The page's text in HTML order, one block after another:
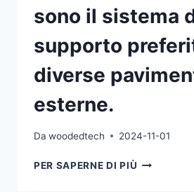
sono il sistema
supporto
diverse
esterne.
Da woodedtech 2024-11-01
PER SAPERNE DI PIÙ